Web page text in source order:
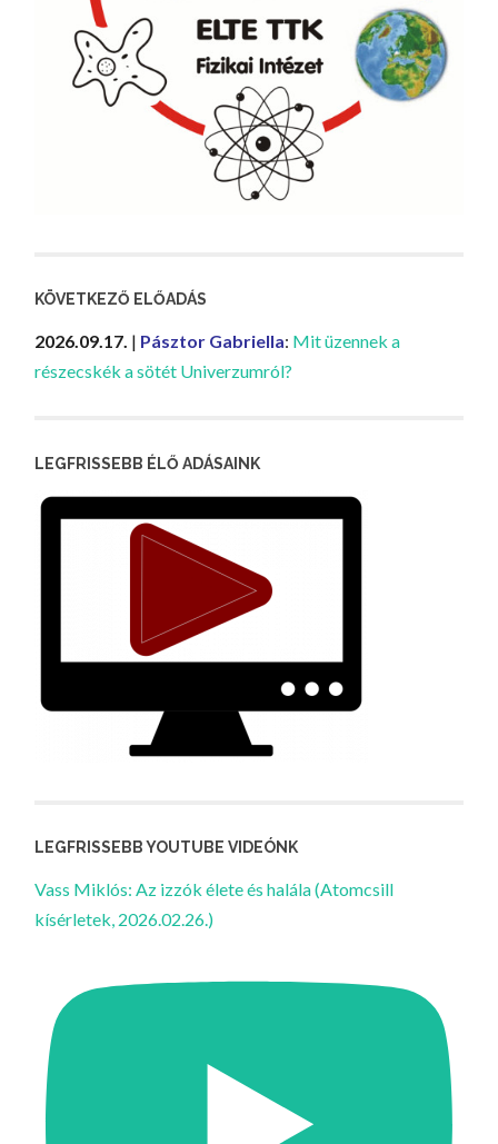
KÖVETKEZŐ ELŐADÁS
2026.09.17. | Pásztor Gabriella: Mit üzennek a
részecskék a sötét Univerzumról?
LEGFRISSEBB ÉLŐ ADÁSAINK
LEGFRISSEBB YOUTUBE VIDEÓNK
Vass Miklós: Az izzók élete és halála (Atomcsill
kísérletek, 2026.02.26.)